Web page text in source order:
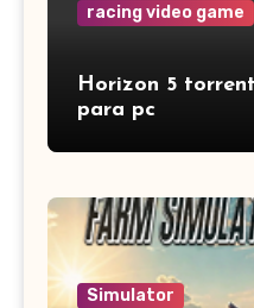
racing video game
Horizon 5
para pc
Simulator